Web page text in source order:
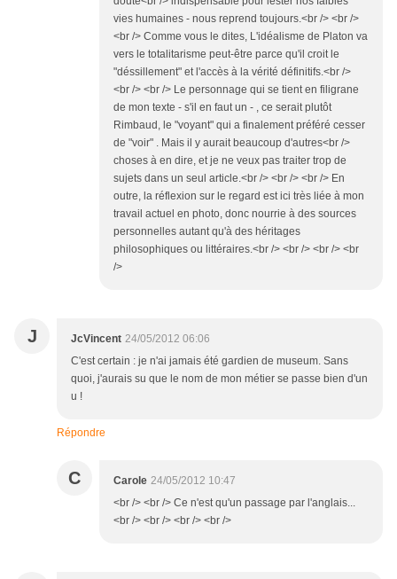
vies humaines - nous reprend toujours.<br /> <br />
<br /> Comme vous le dites, L'idéalisme de Platon va
vers le totalitarisme peut-être parce qu'il croit le
"déssillement" et l'accès à la vérité définitifs.<br />
<br /> <br /> Le personnage qui se tient en filigrane
de mon texte - s'il en faut un - , ce serait plutôt
Rimbaud, le "voyant" qui a finalement préféré cesser
de "voir" . Mais il y aurait beaucoup d'autres<br />
choses à en dire, et je ne veux pas traiter trop de
sujets dans un seul article.<br /> <br /> <br /> En
outre, la réflexion sur le regard est ici très liée à mon
travail actuel en photo, donc nourrie à des sources
personnelles autant qu'à des héritages
philosophiques ou littéraires.<br /> <br /> <br /> <br
/>
J JcVincent 24/05/2012 06:06
C'est certain : je n'ai jamais été gardien de museum. Sans
quoi, j'aurais su que le nom de mon métier se passe bien d'un
u !
Répondre
C Carole 24/05/2012 10:47
<br /> <br /> Ce n'est qu'un passage par l'anglais...
<br /> <br /> <br /> <br />